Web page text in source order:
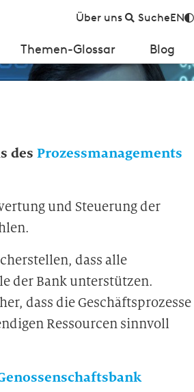
Über uns SucheEN
Themen-Glossar Blog
des Prozessmanagements
und Steuerung der
dass alle
der Bank unterstützen.
dass die Geschäftsprozesse
Ressourcen sinnvoll